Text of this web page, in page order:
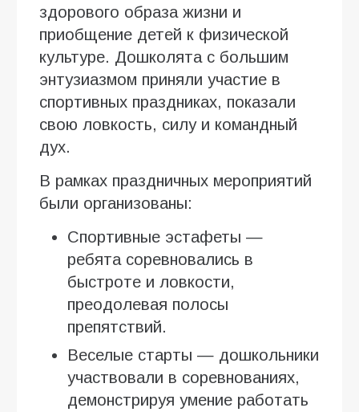
здорового образа жизни и
приобщение детей к физической
культуре. Дошколята с большим
энтузиазмом приняли участие в
спортивных праздниках, показали
свою ловкость, силу и командный
дух.
В рамках праздничных мероприятий
были организованы:
Спортивные эстафеты —
ребята соревновались в
быстроте и ловкости,
преодолевая полосы
препятствий.
Веселые старты — дошкольники
участвовали в соревнованиях,
демонстрируя умение работать